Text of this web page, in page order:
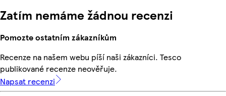
Zatím nemáme žádnou recenzi
Pomozte ostatním zákazníkům
Recenze na našem webu píší naši zákazníci. Tesco
publikované recenze neověřuje.
Napsat recenzi